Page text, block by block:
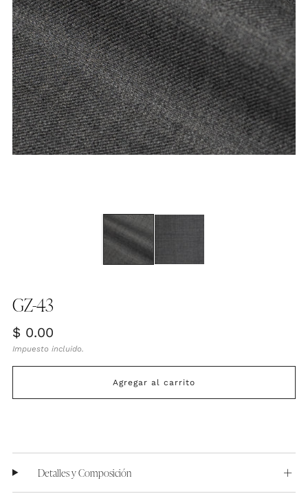
GZ-43
Precio
habitual
$ 0.00
Impuesto incluido.
Agregar al carrito
Detalles y Composición